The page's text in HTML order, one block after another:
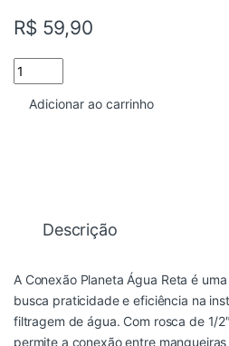
R$ 59,90
REGISTRO ROSCA 1/2 PARA
Adicionar ao carrinho
Descrição
A Conexão Planeta Água Reta é
busca praticidade e eficiência na
filtragem de água. Com rosca de 1/
permite a conexão entre